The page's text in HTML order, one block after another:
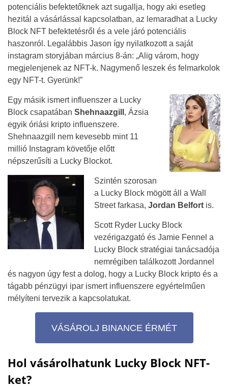
potenciális befektetőknek azt sugallja, hogy aki esetleg
hezitál a vásárlással kapcsolatban, az lemaradhat a Lucky
Block NFT befektetésről és a vele járó potenciális
haszonról. Legalábbis Jason így nyilatkozott a saját
instagram storyjában március 8-án: „Alig várom, hogy
megjelenjenek az NFT-k. Nagymenő leszek és felmarkolok
egy NFT-t. Gyerünk!”
Egy másik ismert influenszer a Lucky
Block csapatában Shehnaazgill , Ázsia
egyik óriási kripto influenszere.
Shehnaazgill nem kevesebb mint 11
millió Instagram követője előtt
népszerűsíti a Lucky Blockot.
Szintén szorosan
a Lucky Block mögött áll a Wall
Street farkasa, Jordan Belfort is.
Scott Ryder Lucky Block
vezérigazgató és Jamie Fennel a
Lucky Block stratégiai tanácsadója
nemrégiben találkozott Jordannel
és nagyon úgy fest a dolog, hogy a Lucky Block kripto és a
tágabb pénzügyi ipar ismert influenszere egyértelműen
mélyíteni tervezik a kapcsolatukat.
VÁSÁROLJ BINANCE ÉRMÉT
Hol vásárolhatunk Lucky Block NFT-
ket?